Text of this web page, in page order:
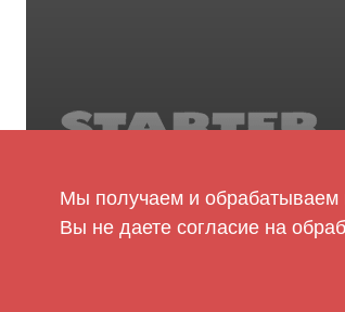
Мы получаем и обрабатываем
Вы не даете согласие на